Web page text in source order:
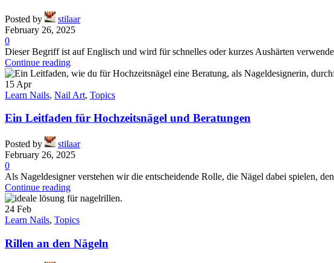
Posted by
stilaar
February 26, 2025
0
Dieser Begriff ist auf Englisch und wird für schnelles oder kurzes Aushärten
Continue reading
15 Apr
Learn Nails, Nail Art, Topics
Ein Leitfaden für Hochzeitsnägel und Beratungen
Posted by
stilaar
February 26, 2025
0
Als Nageldesigner verstehen wir die entscheidende Rolle, die Nägel dabei spielen,
Continue reading
24 Feb
Learn Nails, Topics
Rillen an den Nägeln